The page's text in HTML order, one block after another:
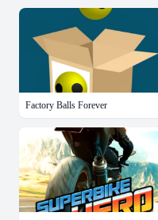
Factory Balls Forever